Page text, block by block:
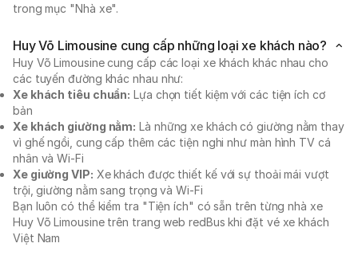
trong mục "Nhà xe".
Huy Võ Limousine cung cấp những loại xe khách nào?
Huy Võ Limousine cung cấp các loại xe khách khác nhau cho
các tuyến đường khác nhau như:
Xe khách tiêu chuẩn: Lựa chọn tiết kiệm với các tiện ích cơ
bản
Xe khách giường nằm: Là những xe khách có giường nằm thay
vì ghế ngồi, cung cấp thêm các tiện nghi như màn hình TV cá
nhân và Wi-Fi
Xe giường VIP: Xe khách được thiết kế với sự thoải mái vượt
trội, giường nằm sang trọng và Wi-Fi
Bạn luôn có thể kiểm tra "Tiện ích" có sẵn trên từng nhà xe
Huy Võ Limousine trên trang web redBus khi đặt vé xe khách
Việt Nam